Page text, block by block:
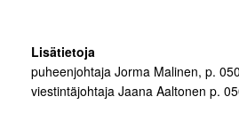
Lisätietoja
puheenjohtaja Jorma Malinen, p.
viestintäjohtaja Jaana Aaltonen p.